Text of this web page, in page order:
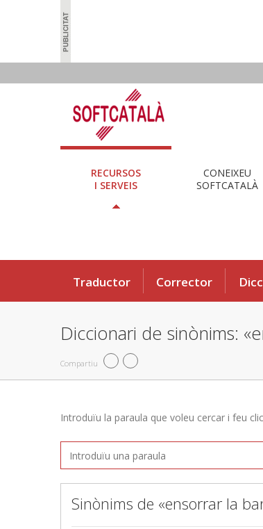
RECURSOS
I SERVEIS
CONEIXEU
SOFTCATALÀ
Traductor Corrector
Diccionari de sinònims:
Compartiu
Introduïu la paraula que voleu cercar i feu
Sinònims de «ensorrar la